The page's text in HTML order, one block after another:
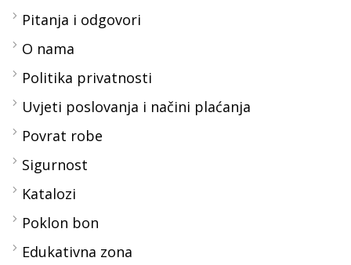
Pitanja i odgovori
O nama
Politika privatnosti
Uvjeti poslovanja i načini plaćanja
Povrat robe
Sigurnost
Katalozi
Poklon bon
Edukativna zona